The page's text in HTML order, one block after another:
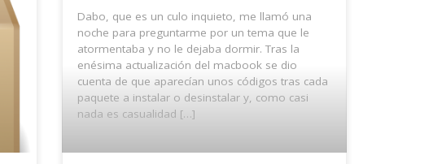
Dabo, que es un culo inquieto, me llamó una
noche para preguntarme por un tema que le
atormentaba y no le dejaba dormir. Tras la
enésima actualización del macbook se dio
cuenta de que aparecían unos códigos tras cada
paquete a instalar o desinstalar y, como casi
nada es casualidad […]